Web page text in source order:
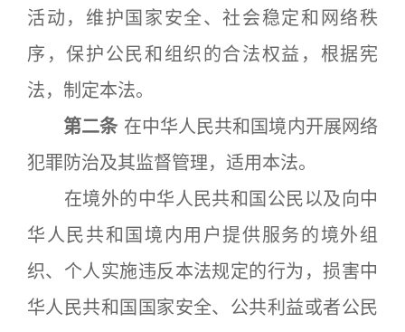
活动，维护国家安全、社会稳定和网络秩
序，保护公民和组织的合法权益，根据宪
法，制定本法。
第二条 在中华人民共和国境内开展网络
犯罪防治及其监督管理，适用本法。
在境外的中华人民共和国公民以及向中
华人民共和国境内用户提供服务的境外组
织、个人实施违反本法规定的行为，损害中
华人民共和国国家安全、公共利益或者公民